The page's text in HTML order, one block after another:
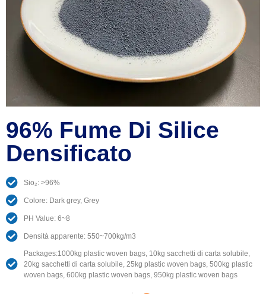
96% Fume Di Silice
Densificato
Sio₂: >96%
Colore: Dark grey, Grey
PH Value: 6~8
Densità apparente: 550~700kg/m3
Packages:1000kg plastic woven bags, 10kg sacchetti di carta solubile,
20kg sacchetti di carta solubile, 25 kg plastic woven bags, 500kg plastic
woven bags, 600kg plastic woven bags, 950kg plastic woven bags